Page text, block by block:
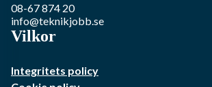
08-67 874 20
info@teknikjobb.se
Vilkor
Integritets policy